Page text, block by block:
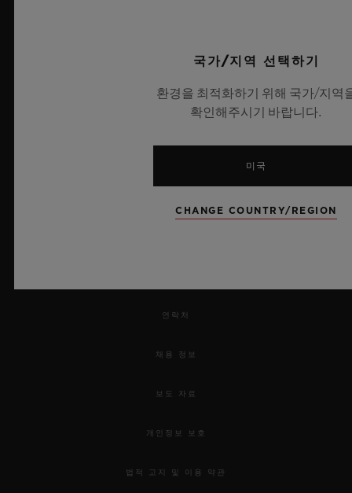
연락처
채용 정보
보도 자료
개인정보 보호
법적 고지 및 이용 약관
국가/지역 선택하기
환경을 최적화하기 위해 국가/지역
확인해주시기 바랍니다.
미국
CHANGE COUNTRY/REGION